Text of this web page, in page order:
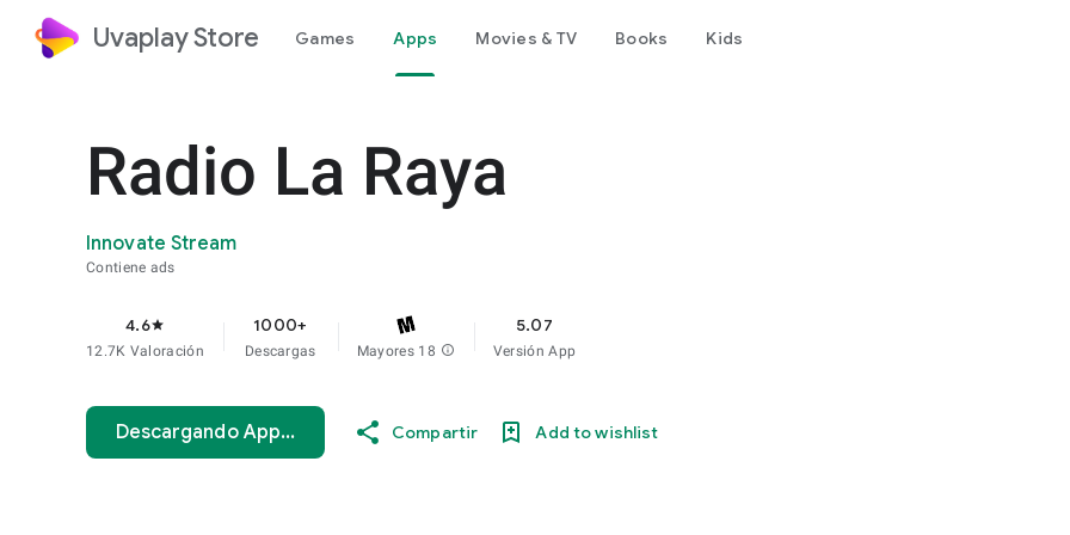
Uvaplay Store Games Apps Movies & TV Books Kids
Radio La Raya
Innovate Stream
Contiene ads
4.6star
12.7K Valoración
1000+
Descargas Mayores 18 info
5.07
Versión App
Descargando App... Compartir Add to wishlist